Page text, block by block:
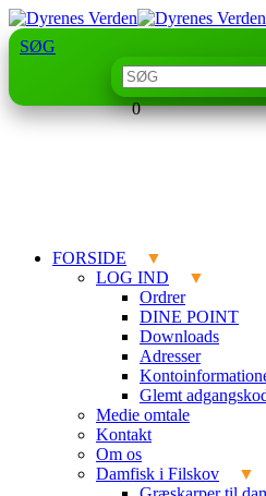
SØG
0
FORSIDE
LOG IND
Ordrer
DINE POINT
Downloads
Adresser
Glemt
Medie omtale
Kontakt
Om os
Damfisk i Filskov